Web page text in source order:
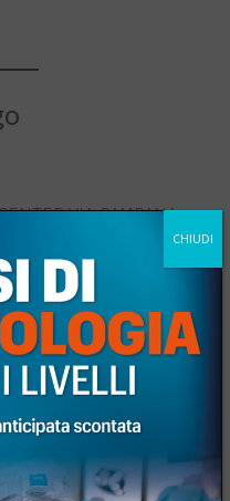
VIA CAMPANA
CHIUDI